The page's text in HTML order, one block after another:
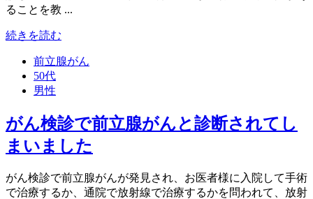
ることを教 ...
続きを読む
前立腺がん
50代
男性
がん検診で前立腺がんと診断されてし
まいました
がん検診で前立腺がんが発見され、お医者様に入院して手術
で治療するか、通院で放射線で治療するかを問われて、放射